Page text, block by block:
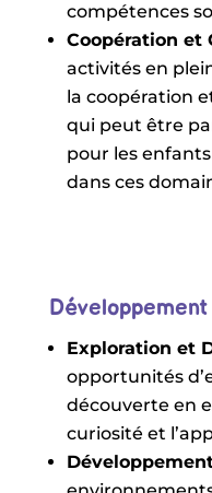
compétences
Coopération et
activités en
la coopération
qui peut être
pour les
dans ces
Exploration et
opportunités
découverte en
curiosité et